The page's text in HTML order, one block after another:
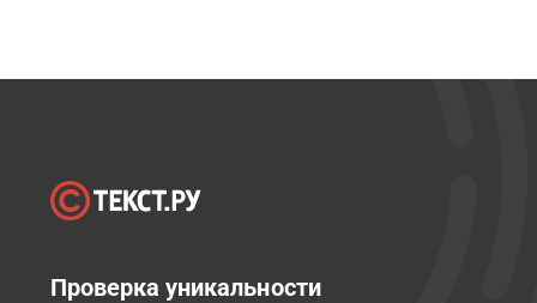
Проверка уникальности